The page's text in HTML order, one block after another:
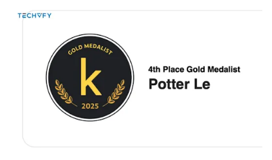
Tư vấn
Chuyên mục khác
Emagazine
Infographic